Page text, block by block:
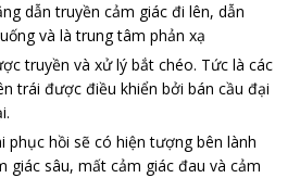
dẫn truyền cảm giác đi lên, dẫn
và là trung tâm phản xạ
truyền và xử lý bắt chéo. Tức là các
trái được điều khiển bởi bán cầu đại
phục hồi sẽ có hiện tượng bên lành
giác sâu, mất cảm giác đau và cảm